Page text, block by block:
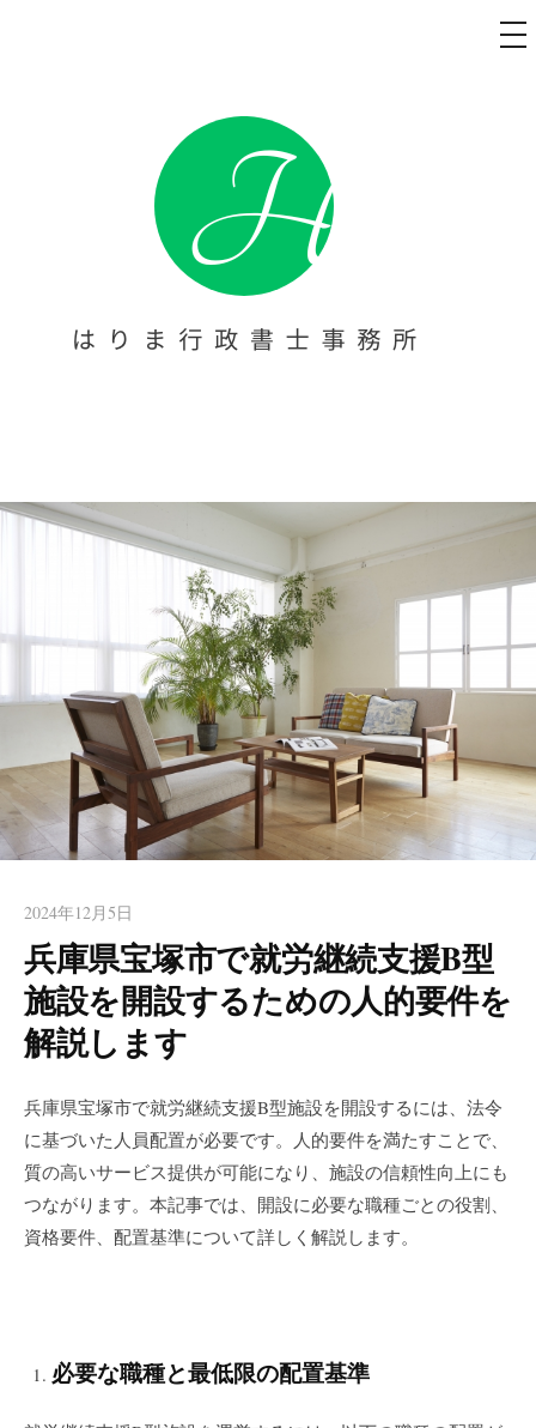
福祉事業の開業・立ち上げサポ
ート【はりま行政書士事務
所】 西宮
定申請等の書類作成や提出代行をトータルサポート。障害者手
帳の申請サポートも行っております。芦屋・尼崎・宝塚・伊丹
など西宮近隣エリアからのご相談も頂いております。お一人で
の起業や初めての方も安心してお任せください。女性行政書士
が丁寧にお手伝いします。
メ
ニ
2024年12月5日
兵庫県宝塚市で就労継続支援B型
施設を開設するための人的要件を
解説します
兵庫県宝塚市で就労継続支援B型施設を開設するには、法令
に基づいた人員配置が必要です。人的要件を満たすことで、
質の高いサービス提供が可能になり、施設の信頼性向上にも
つながります。本記事では、開設に必要な職種ごとの役割、
資格要件、配置基準について詳しく解説します。
必要な職種と最低限の配置基準